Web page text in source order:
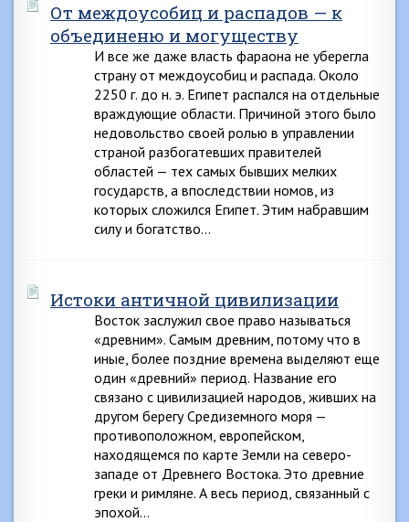
От междоусобиц и распадов — к
объединеню и могуществу
И все же даже власть фараона не уберегла
страну от междоусобиц и распада. Около
2250 г. до н. э. Египет распался на отдельные
враждующие области. Причиной этого было
недовольство своей ролью в управлении
страной разбогатевших правителей
областей — тех самых бывших мелких
государств, а впоследствии номов, из
которых сложился Египет. Этим набравшим
силу и богатство…
Истоки античной цивилизации
Восток заслужил свое право называться
«древним». Самым древним, потому что в
иные, более поздние времена выделяют еще
один «древний» период. Название его
связано с цивилизацией народов, живших на
другом берегу Средиземного моря —
противоположном, европейском,
находящемся по карте Земли на северо-
западе от Древнего Востока. Это древние
греки и римляне. А весь период, связанный с
эпохой…